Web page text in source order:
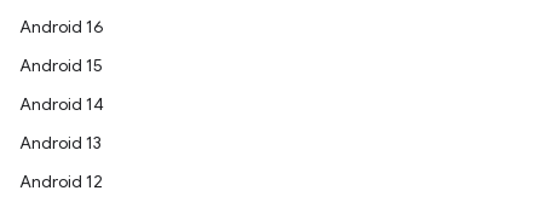
Android 16
Android 15
Android 14
Android 13
Android 12